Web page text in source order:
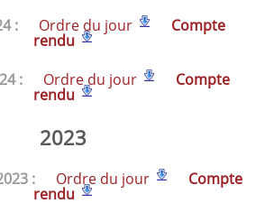
:
Ordre du jour Compte
rendu
:
Ordre du jour Compte
rendu
2023
: Ordre du jour Compte
rendu